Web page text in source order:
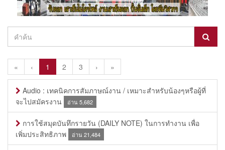
« ‹ 1 2 3 › »
Audio : เทคนิคการสัมภาษณ์งาน / เหมาะสำหรับน้องๆหรือผู้ที่
จะไปสมัครงาน
อ่าน 5,682
การใช้สมุดบันทึกรายวัน (DAILY NOTE) ในการทำงาน เพื่อ
เพิ่มประสิทธิภาพ
อ่าน 21,484